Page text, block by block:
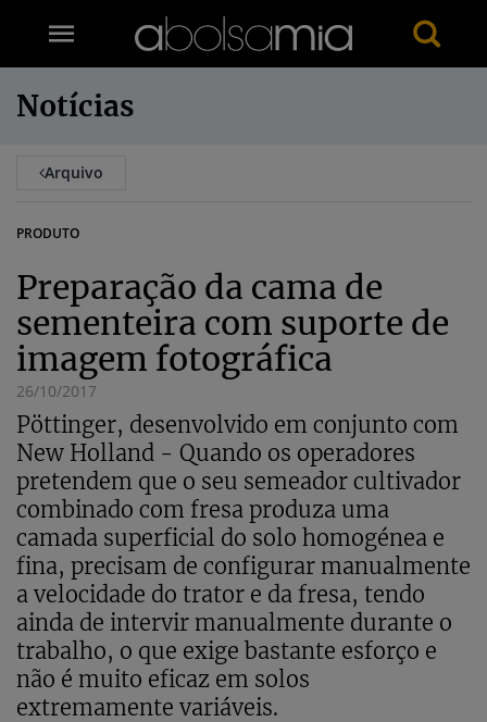
Notícias
Arquivo
PRODUTO
Preparação da cama de
sementeira com suporte de
imagem fotográfica
26/10/2017
Pöttinger, desenvolvido em conjunto com
New Holland - Quando os operadores
pretendem que o seu semeador cultivador
combinado com fresa produza uma
camada superficial do solo homogénea e
fina, precisam de configurar manualmente
a velocidade do trator e da fresa, tendo
ainda de intervir manualmente durante o
trabalho, o que exige bastante esforço e
não é muito eficaz em solos
extremamente variáveis.